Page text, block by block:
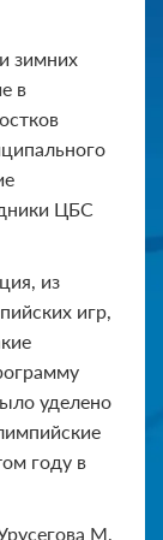
зимних
в
ЦБС
из
игр,
уделено
году в
М,